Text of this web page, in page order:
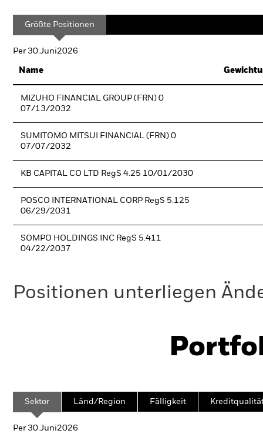
Größte Positionen
Per 30.Juni2026
Name
MIZUHO FINANCIAL GROUP (FRN) 0
07/13/2032
SUMITOMO MITSUI FINANCIAL (FRN) 0
07/07/2032
KB CAPITAL CO LTD RegS 4.25 10/01/2030
POSCO INTERNATIONAL CORP RegS 5.125
06/29/2031
SOMPO HOLDINGS INC RegS 5.411
04/22/2037
Positionen unterliegen
Sektor Länd/Region Fälligkeit
Per 30.Juni2026